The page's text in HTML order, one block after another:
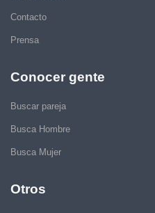
Contacto
Prensa
Conocer gente
Buscar pareja
Busca Hombre
Busca Mujer
Otros